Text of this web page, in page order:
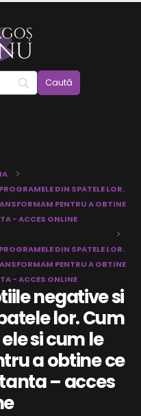
DIN SPATELE LOR.
PENTRU A OBTINE
- ACCES ONLINE
DIN SPATELE LOR.
PENTRU A OBTINE
- ACCES ONLINE
negative si
lor. Cum
si cum le
a obtine ce
– acces